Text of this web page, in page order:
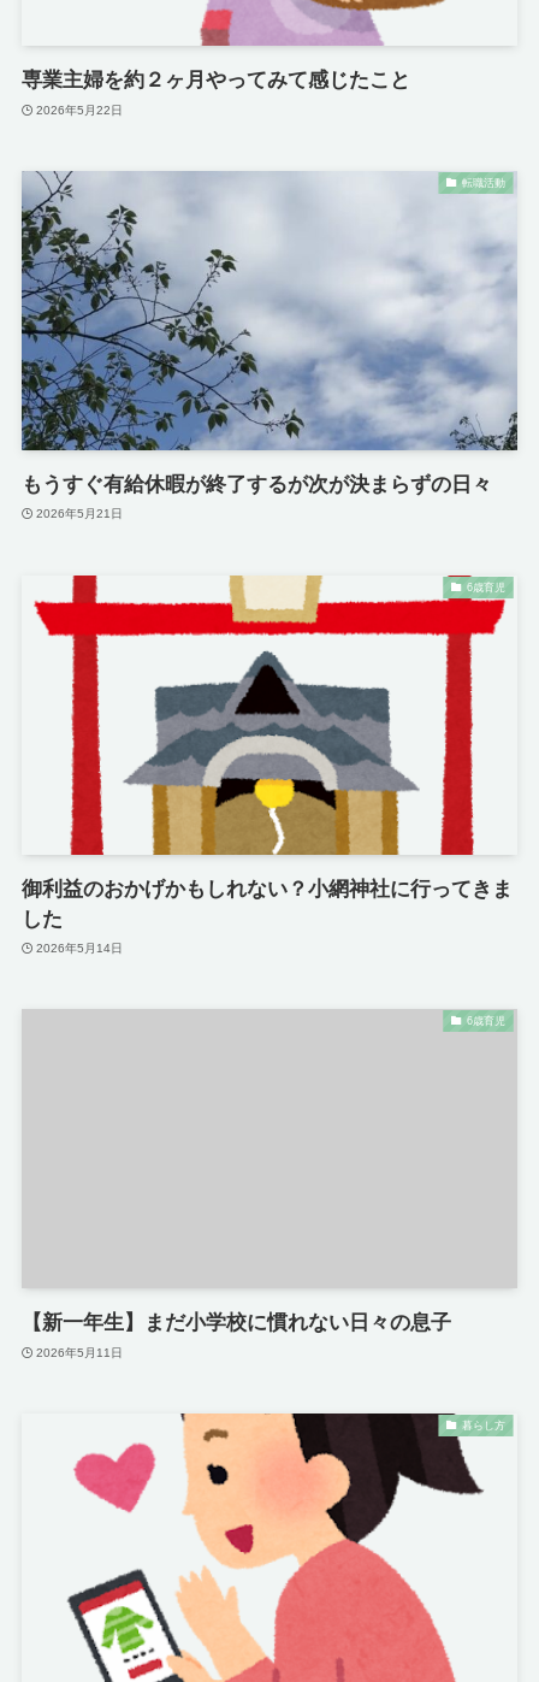
専業主婦を約２ヶ月やってみて感じたこと
2026年5月22日
転職活動
もうすぐ有給休暇が終了するが次が決まらずの日々
2026年5月21日
6歳育児
御利益のおかげかもしれない？小網神社に行ってきま
した
2026年5月14日
6歳育児
【新一年生】まだ小学校に慣れない日々の息子
2026年5月11日
暮らし方